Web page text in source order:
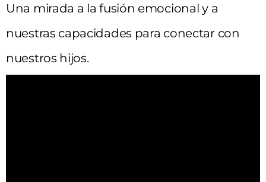
Una mirada a la fusión emocional y a
nuestras capacidades para conectar con
nuestros hijos.